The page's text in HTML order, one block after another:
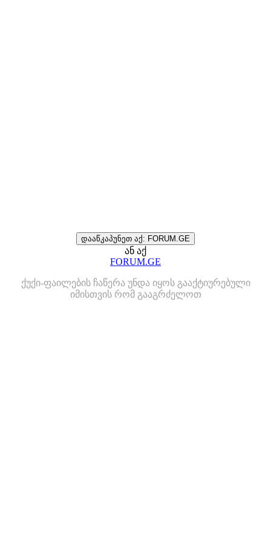
დააწკაპუნეთ აქ: FORUM.GE
ან აქ
FORUM.GE
ქუქი-ფაილების ჩაწერა უნდა იყოს გააქტიურებული
იმისთვის რომ გააგრძელოთ